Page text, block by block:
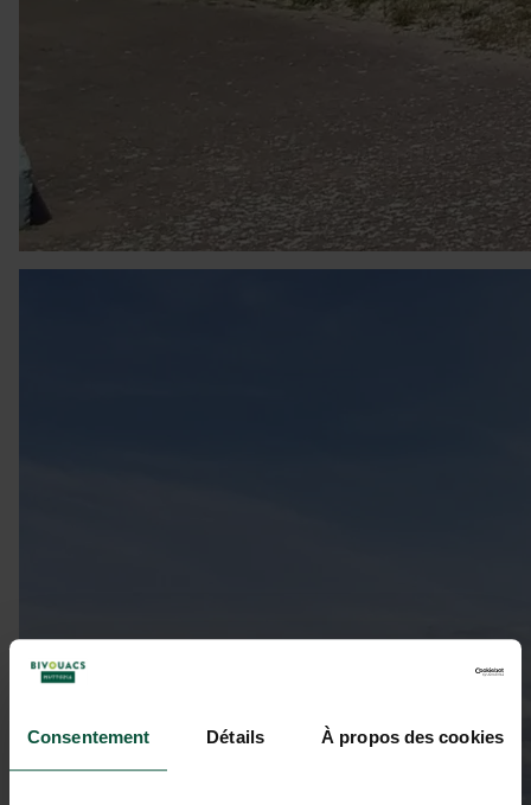
Consentement Détails À propos des cookies